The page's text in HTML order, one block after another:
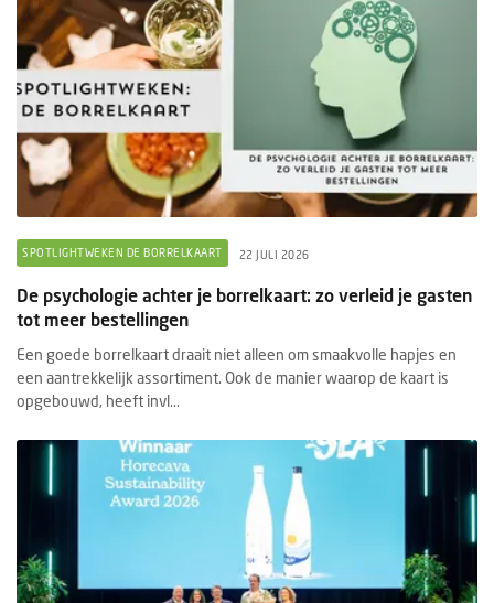
SPOTLIGHTWEKEN DE BORRELKAART 22 JULI 2026
De psychologie achter je borrelkaart: zo verleid je gasten
tot meer bestellingen
Een goede borrelkaart draait niet alleen om smaakvolle hapjes en
een aantrekkelijk assortiment. Ook de manier waarop de kaart is
opgebouwd, heeft invl...